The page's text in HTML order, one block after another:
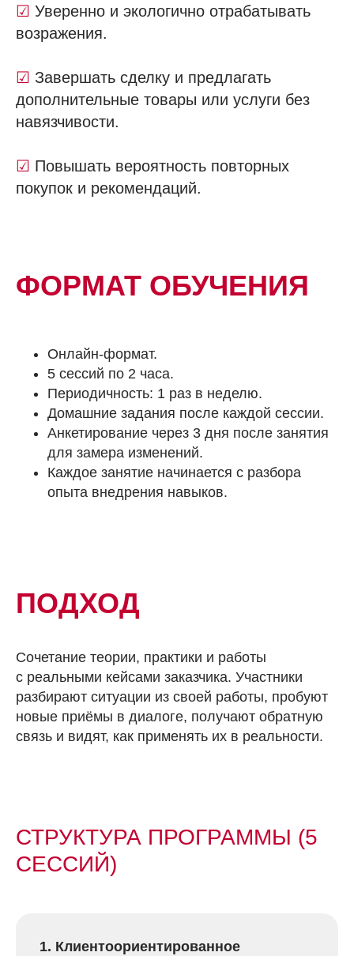
☑ Уверенно и экологично отрабатывать
возражения.
☑ Завершать сделку и предлагать
дополнительные товары или услуги без
навязчивости.
☑ Повышать вероятность повторных
покупок и рекомендаций.
ФОРМАТ ОБУЧЕНИЯ
Онлайн-формат.
5 сессий по 2 часа.
Периодичность: 1 раз в неделю.
Домашние задания после каждой сессии.
Анкетирование через 3 дня после занятия
для замера изменений.
Каждое занятие начинается с разбора
опыта внедрения навыков.
ПОДХОД
Сочетание теории, практики и работы
с реальными кейсами заказчика. Участники
разбирают ситуации из своей работы, пробуют
новые приёмы в диалоге, получают обратную
связь и видят, как применять их в реальности.
СТРУКТУРА ПРОГРАММЫ (5
СЕССИЙ)
1. Клиентоориентированное